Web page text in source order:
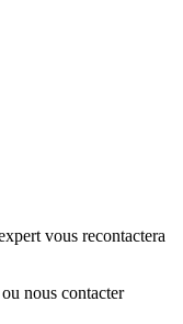
vous recontactera
nous contacter